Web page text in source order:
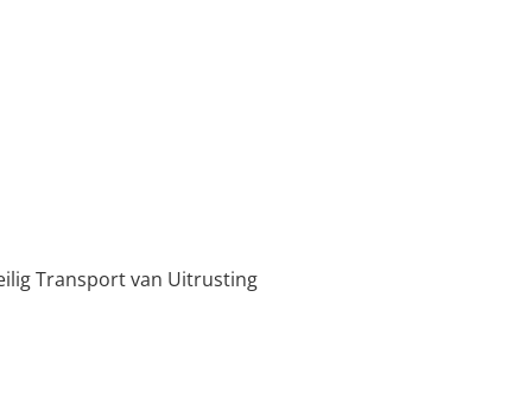
Transport van Uitrusting